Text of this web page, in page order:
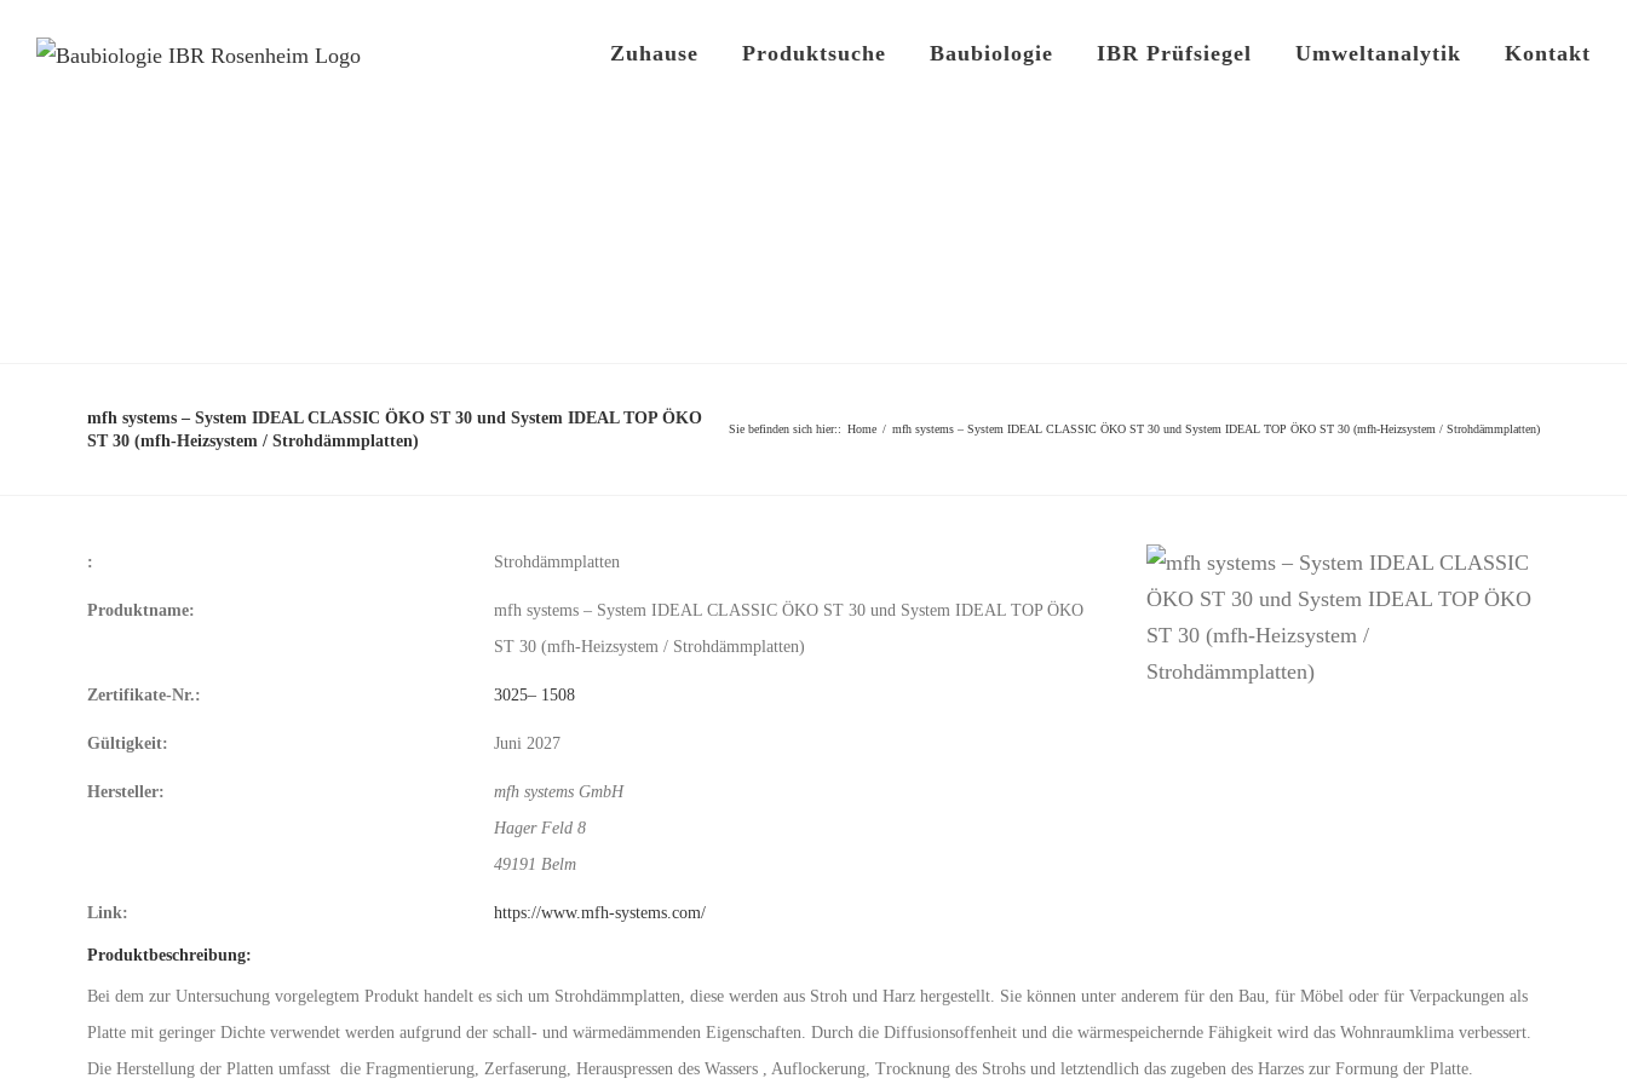
Zuhause Produktsuche Baubiologie IBR Prüfsiegel Umweltanalytik Kontakt
mfh systems – System IDEAL CLASSIC ÖKO ST 30 und System IDEAL TOP ÖKO
ST 30 (mfh-Heizsystem / Strohdämmplatten)
Sie befinden sich hier:: Home / mfh systems – System IDEAL CLASSIC ÖKO ST 30 und System IDEAL TOP ÖKO ST 30 (mfh-Heizsystem / Strohdämmplatten)
: Strohdämmplatten
Produktname:
mfh systems – System IDEAL CLASSIC ÖKO ST 30 und System IDEAL TOP ÖKO
ST 30 (mfh-Heizsystem / Strohdämmplatten)
Zertifikate-Nr.: 3025– 1508
Gültigkeit: Juni 2027
Hersteller:
mfh systems GmbH
Hager Feld 8
49191 Belm
Link: https://www.mfh-systems.com/
Produktbeschreibung:
Bei dem zur Untersuchung vorgelegtem Produkt handelt es sich um Strohdämmplatten, diese werden aus Stroh und Harz hergestellt. Sie können unter anderem für den Bau, für Möbel oder für Verpackungen als
Platte mit geringer Dichte verwendet werden aufgrund der schall- und wärmedämmenden Eigenschaften. Durch die Diffusionsoffenheit und die wärmespeichernde Fähigkeit wird das Wohnraumklima verbessert.
Die Herstellung der Platten umfasst die Fragmentierung, Zerfaserung, Herauspressen des Wassers , Auflockerung, Trocknung des Strohs und letztendlich das zugeben des Harzes zur Formung der Platte.